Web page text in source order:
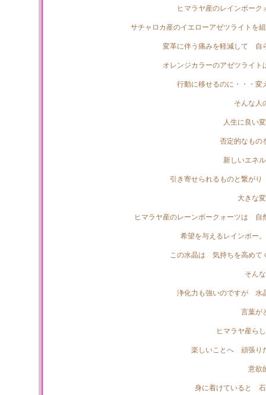
ヒマラヤ産のレインボー
サチャロカ産のイエローアゼツライトを
変革に伴う痛みを軽減して 自
オレンジカラーのアゼツライ
行動に移せるのに・・・
そんな人
人生に良い
否定的なも
新しいエネ
引き寄せられるものと繋が
大きな
ヒマラヤ産のレーンボークォーツは 自
希望を与えるレインボー
この水晶は 気持ちを高めて
そん
浄化力も強いのですが 水
言葉が
ヒマラヤ産ら
楽しいことへ 頑張り
意欲
身に着けていると 石